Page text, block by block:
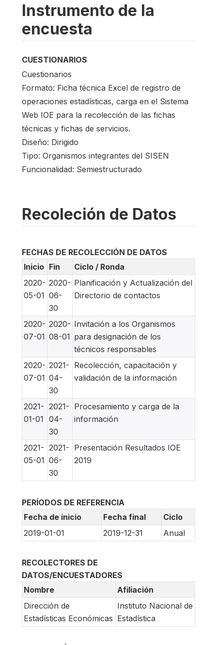
Instrumento de la
encuesta
CUESTIONARIOS
Cuestionarios
Formato: Ficha técnica Excel de registro de
operaciones estadísticas, carga en el Sistema
Web IOE para la recolección de las fichas
técnicas y fichas de servicios.
Diseño: Dirigido
Tipo: Organismos integrantes del SISEN
Funcionalidad: Semiestructurado
Recoleción de Datos
FECHAS DE RECOLECCIÓN DE DATOS
Inicio Fin
Ciclo / Ronda
2020-
05-01
2020-
06-
30
Planificación y Actualización del
Directorio de contactos
2020-
07-01
2020-
08-01
Invitación a los Organismos
para designación de los
técnicos responsables
2020-
07-01
2021-
04-
30
Recolección, capacitación y
validación de la información
2021-
01-01
2021-
04-
30
Procesamiento y carga de la
información
2021-
05-01
2021-
06-
30
Presentación Resultados IOE
2019
PERÍODOS DE REFERENCIA
Fecha de inicio
Fecha final
Ciclo
2019-01-01
2019-12-31 Anual
RECOLECTORES DE
DATOS/ENCUESTADORES
Nombre
Afiliación
Dirección de
Estadísticas Económicas
Instituto Nacional de
Estadística